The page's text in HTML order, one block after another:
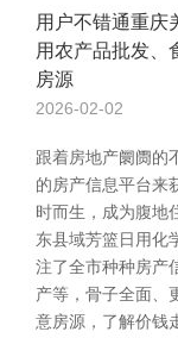
用户不错通重庆
用农产品批发、
房源
2026-02-02
跟着房地产阛阓的
的房产信息平台来
时而生，成为腹地
东县域芳篮日用化
注了全市种种房产
产等，骨子全面、
意房源，了解价钱